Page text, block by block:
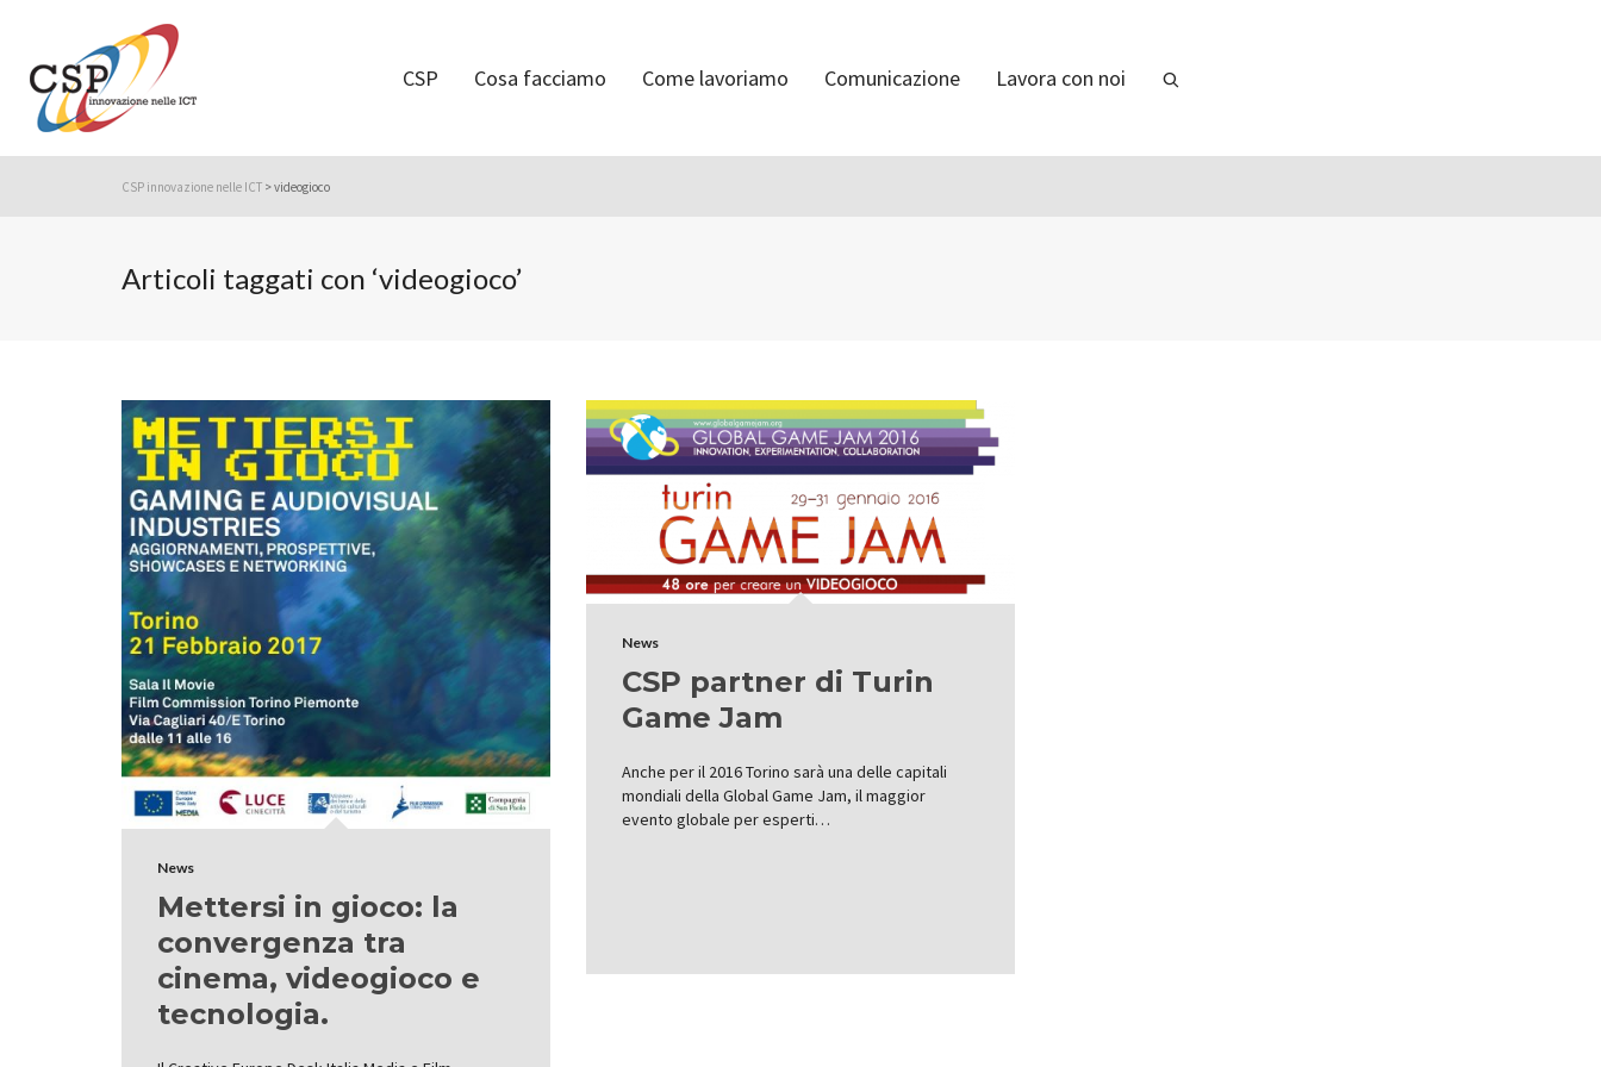
CSP Cosa facciamo Come lavoriamo Comunicazione Lavora con noi
CSP innovazione nelle ICT >videogioco
Articoli taggati con ‘videogioco’
News
Mettersi in gioco: la
convergenza tra
cinema, videogioco e
tecnologia.
News
CSP partner di Turin
Game Jam
Anche per il 2016 Torino sarà una delle capitali
mondiali della Global Game Jam, il maggior
evento globale per esperti…